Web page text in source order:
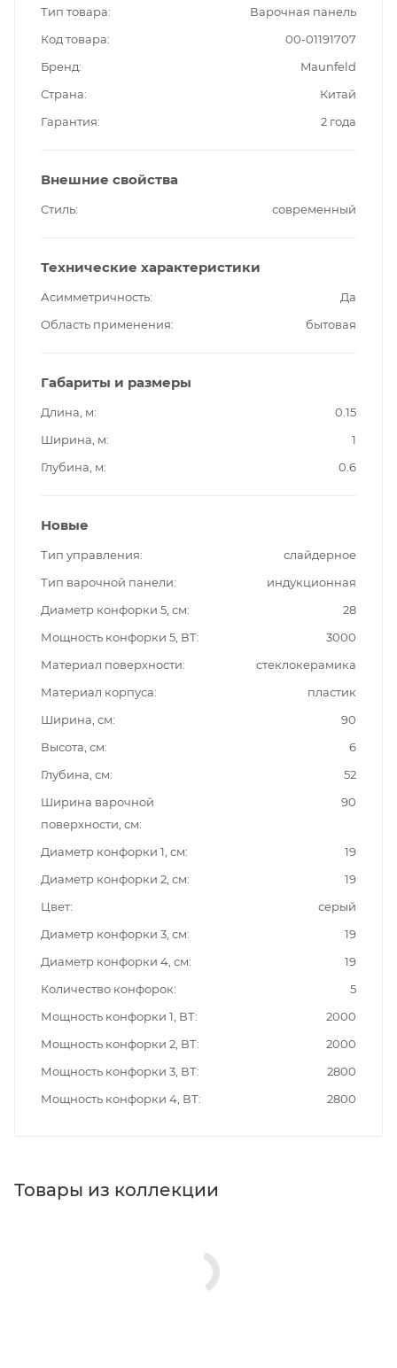
Тип товара
Варочная панель
Код товара
00-01191707
Бренд
Maunfeld
Страна
Китай
Гарантия
2 года
Внешние свойства
Стиль современный
Технические характеристики
Асимметричность
Да
Область применения
бытовая
Габариты и размеры
Длина, м
0.15
Ширина, м
1
Глубина, м
0.6
Новые
Тип управления
слайдерное
Тип варочной панели
индукционная
Диаметр конфорки 5, см
28
Мощность конфорки 5, ВТ
3000
Материал поверхности
стеклокерамика
Материал корпуса
пластик
Ширина, см
90
Высота, см
6
Глубина, см
52
Ширина варочной
поверхности, см
90
Диаметр конфорки 1, см
19
Диаметр конфорки 2, см
19
Цвет
серый
Диаметр конфорки 3, см
19
Диаметр конфорки 4, см
19
Количество конфорок
5
Мощность конфорки 1, ВТ
2000
Мощность конфорки 2, ВТ
2000
Мощность конфорки 3, ВТ
2800
Мощность конфорки 4, ВТ
2800
Товары из коллекции